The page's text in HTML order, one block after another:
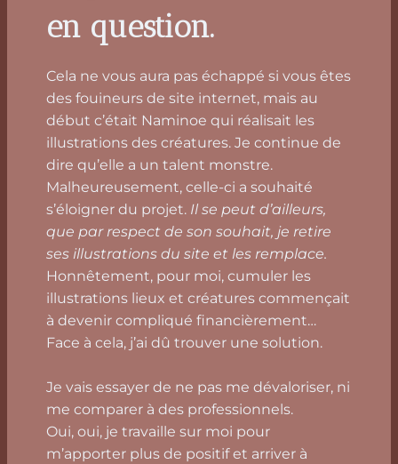
en question.
Cela ne vous aura pas échappé si vous êtes
des fouineurs de site internet, mais au
début c’était Naminoe qui réalisait les
illustrations des créatures. Je continue de
dire qu’elle a un talent monstre.
Malheureusement, celle-ci a souhaité
s’éloigner du projet. Il se peut d’ailleurs,
que par respect de son souhait, je retire
ses illustrations du site et les remplace.
Honnêtement, pour moi, cumuler les
illustrations lieux et créatures commençait
à devenir compliqué financièrement…
Face à cela, j’ai dû trouver une solution.
Je vais essayer de ne pas me dévaloriser, ni
me comparer à des professionnels.
Oui, oui, je travaille sur moi pour
m’apporter plus de positif et arriver à